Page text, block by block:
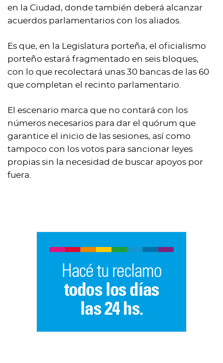
en la Ciudad, donde también deberá alcanzar
acuerdos parlamentarios con los aliados.
Es que, en la Legislatura porteña, el oficialismo
porteño estará fragmentado en seis bloques,
con lo que recolectará unas 30 bancas de las 60
que completan el recinto parlamentario.
El escenario marca que no contará con los
números necesarios para dar el quórum que
garantice el inicio de las sesiones, así como
tampoco con los votos para sancionar leyes
propias sin la necesidad de buscar apoyos por
fuera.